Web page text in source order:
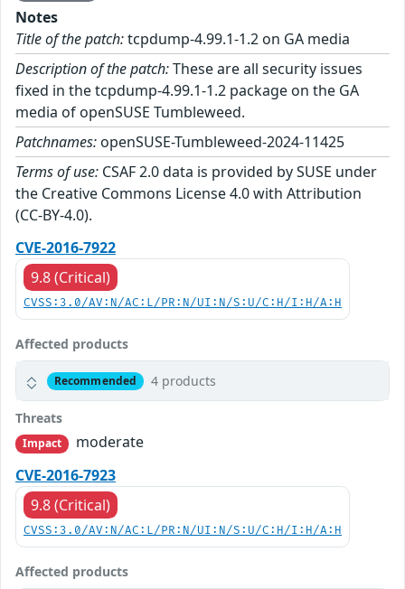
Notes
Title of the patch:tcpdump-4.99.1-1.2 on GA media
Description of the patch:These are all security issues
fixed in the tcpdump-4.99.1-1.2 package on the GA
media of openSUSE Tumbleweed.
Patchnames: openSUSE-Tumbleweed-2024-11425
Terms of use: CSAF 2.0 data is provided by SUSE under
the Creative Commons License 4.0 with Attribution
(CC-BY-4.0).
CVE-2016-7922
9.8 (Critical)
CVSS:3.0/AV:N/AC:L/PR:N/UI:N/S:U/C:H/I:H/A:H
Affected products
Recommended 4 products
Threats
Impact
moderate
CVE-2016-7923
9.8 (Critical)
CVSS:3.0/AV:N/AC:L/PR:N/UI:N/S:U/C:H/I:H/A:H
Affected products